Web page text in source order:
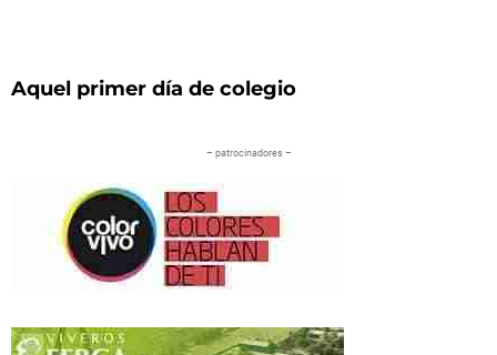
Aquel primer día de colegio
– patrocinadores –